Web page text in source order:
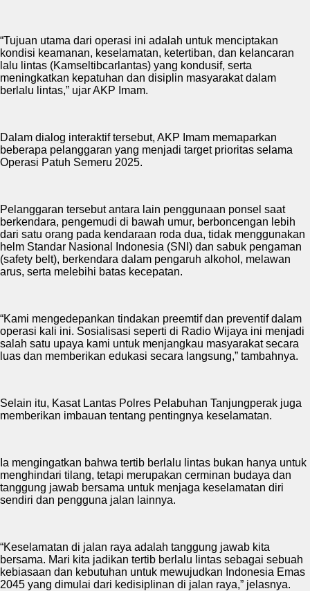
“Tujuan utama dari operasi ini adalah untuk menciptakan
kondisi keamanan, keselamatan, ketertiban, dan kelancaran
lalu lintas (Kamseltibcarlantas) yang kondusif, serta
meningkatkan kepatuhan dan disiplin masyarakat dalam
berlalu lintas,” ujar AKP Imam.
Dalam dialog interaktif tersebut, AKP Imam memaparkan
beberapa pelanggaran yang menjadi target prioritas selama
Operasi Patuh Semeru 2025.
Pelanggaran tersebut antara lain penggunaan ponsel saat
berkendara, pengemudi di bawah umur, berboncengan lebih
dari satu orang pada kendaraan roda dua, tidak menggunakan
helm Standar Nasional Indonesia (SNI) dan sabuk pengaman
(safety belt), berkendara dalam pengaruh alkohol, melawan
arus, serta melebihi batas kecepatan.
“Kami mengedepankan tindakan preemtif dan preventif dalam
operasi kali ini. Sosialisasi seperti di Radio Wijaya ini menjadi
salah satu upaya kami untuk menjangkau masyarakat secara
luas dan memberikan edukasi secara langsung,” tambahnya.
Selain itu, Kasat Lantas Polres Pelabuhan Tanjungperak juga
memberikan imbauan tentang pentingnya keselamatan.
Ia mengingatkan bahwa tertib berlalu lintas bukan hanya untuk
menghindari tilang, tetapi merupakan cerminan budaya dan
tanggung jawab bersama untuk menjaga keselamatan diri
sendiri dan pengguna jalan lainnya.
“Keselamatan di jalan raya adalah tanggung jawab kita
bersama. Mari kita jadikan tertib berlalu lintas sebagai sebuah
kebiasaan dan kebutuhan untuk mewujudkan Indonesia Emas
2045 yang dimulai dari kedisiplinan di jalan raya,” jelasnya.